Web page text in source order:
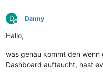
D
Offline
Danny
Hallo,
was genau kommt den
Dashboard auftaucht, hast